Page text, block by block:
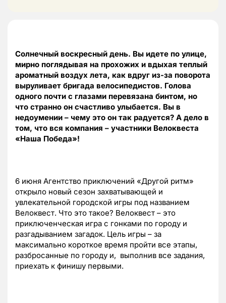
Солнечный воскресный день. Вы идете по улице,
мирно поглядывая на прохожих и вдыхая теплый
ароматный воздух лета, как вдруг из-за поворота
выруливает бригада велосипедистов. Голова
одного почти с глазами перевязана бинтом, но
что странно он счастливо улыбается. Вы в
недоумении – чему это он так радуется? А дело в
том, что вся компания – участники Велоквеста
«Наша Победа»!
6 июня Агентство приключений «Другой ритм»
открыло новый сезон захватывающей и
увлекательной городской игры под названием
Велоквест. Что это такое? Велоквест – это
приключенческая игра с гонками по городу и
разгадыванием загадок. Цель игры – за
максимально короткое время пройти все этапы,
разбросанные по городу и, выполнив все задания,
приехать к финишу первыми.